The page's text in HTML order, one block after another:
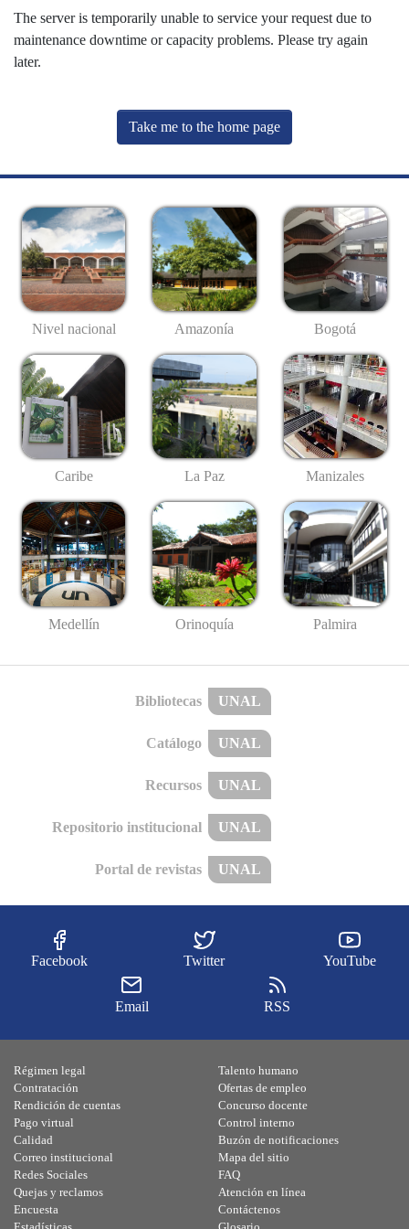
The server is temporarily unable to service your request due to
maintenance downtime or capacity problems. Please try again
later.
Take me to the home page
Nivel nacional Amazonía Bogotá
Caribe La Paz Manizales
Medellín Orinoquía Palmira
Bibliotecas UNAL
Catálogo UNAL
Recursos UNAL
Repositorio institucional UNAL
Portal de revistas UNAL
Facebook Twitter YouTube
Email RSS
Régimen legal
Contratación
Rendición de cuentas
Pago virtual
Calidad
Talento humano
Ofertas de empleo
Concurso docente
Control interno
Buzón de notificaciones
Correo institucional
Redes Sociales
Quejas y reclamos
Encuesta
Mapa del sitio
FAQ
Atención en línea
Contáctenos